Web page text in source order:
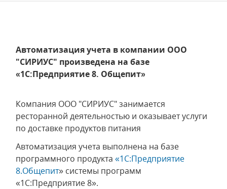
Автоматизация учета в компании ООО
"СИРИУС" произведена на базе
«1С:Предприятие 8. Общепит»
Компания ООО "СИРИУС" занимается
ресторанной деятельностью и оказывает услуги
по доставке продуктов питания
Автоматизация учета выполнена на базе
программного продукта «1C:Предприятие
8.Общепит» системы программ
«1С:Предприятие 8».